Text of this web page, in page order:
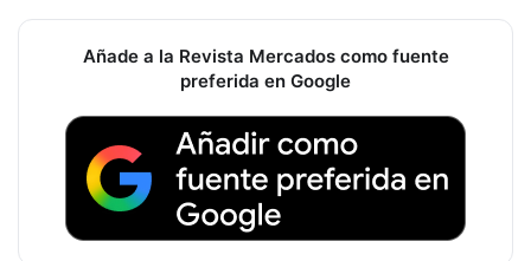
Añade a la Revista Mercados como fuente
preferida en Google